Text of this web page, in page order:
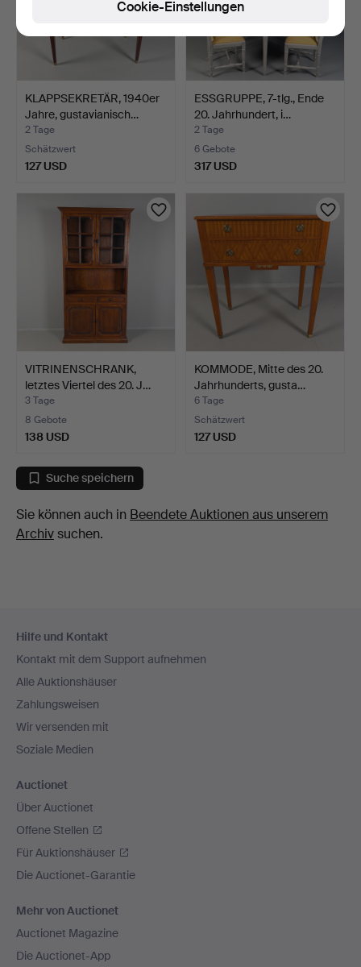
KLAPPSEKRETÄR, 1940er
Jahre, gustavianisch…
2 Tage
Schätzwert
127 USD
ESSGRUPPE, 7-tlg., Ende
20. Jahrhundert, i…
2 Tage
6 Gebote
317 USD
VITRINENSCHRANK,
letztes Viertel des 20. J…
3 Tage
8 Gebote
138 USD
KOMMODE, Mitte des 20.
Jahrhunderts, gusta…
6 Tage
Schätzwert
127 USD
Suche speichern
Sie können auch in Beendete Auktionen aus unserem
Archivsuchen.
Navigation
Hilfe und Kontakt
Kontakt mit dem Support aufnehmen
Alle Auktionshäuser
Zahlungsweisen
Wir versenden mit
Soziale Medien
Auctionet
Über Auctionet
Offene Stellen
Für Auktionshäuser
Die Auctionet-Garantie
Mehr von Auctionet
Auctionet Magazine
Die Auctionet-App
Cookie-Einstellungen